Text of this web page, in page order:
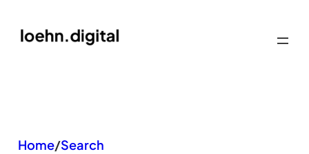
Inhalt
Home/Search